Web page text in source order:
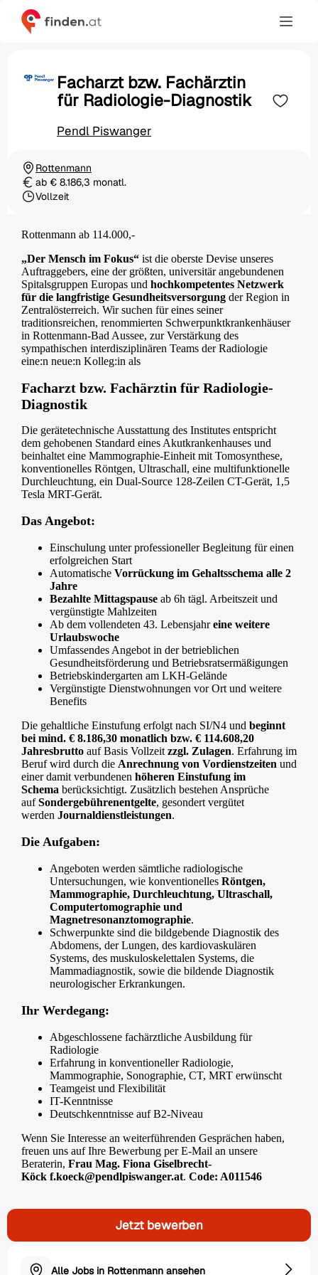
Facharzt bzw. Fachärztin
für Radiologie-Diagnostik
Pendl Piswanger
Ortschaft
Rottenmann
Gehaltab € 8.186,3 monatl.
Beschäftigungsart
Vollzeit
Rottenmann ab 114.000,-
„Der Mensch im Fokus“ ist die oberste Devise unseres
Auftraggebers, eine der größten, universitär angebundenen
Spitalsgruppen Europas und hochkompetentes Netzwerk
für die langfristige Gesundheitsversorgung der Region in
Zentralösterreich. Wir suchen für eines seiner
traditionsreichen, renommierten Schwerpunktkrankenhäuser
in Rottenmann-Bad Aussee, zur Verstärkung des
sympathischen interdisziplinären Teams der Radiologie
eine:n neue:n Kolleg:in als
Facharzt bzw. Fachärztin für Radiologie-
Diagnostik
Die gerätetechnische Ausstattung des Institutes entspricht
dem gehobenen Standard eines Akutkrankenhauses und
beinhaltet eine Mammographie-Einheit mit Tomosynthese,
konventionelles Röntgen, Ultraschall, eine multifunktionelle
Durchleuchtung, ein Dual-Source 128-Zeilen CT-Gerät, 1,5
Tesla MRT-Gerät.
Das Angebot:
Einschulung unter professioneller Begleitung für einen
erfolgreichen Start
Automatische Vorrückung im Gehaltsschema alle 2
Jahre
Bezahlte Mittagspause ab 6h tägl. Arbeitszeit und
vergünstigte Mahlzeiten
Ab dem vollendeten 43. Lebensjahreine weitere
Urlaubswoche
Umfassendes Angebot in der betrieblichen
Gesundheitsförderung und Betriebsratsermäßigungen
Betriebskindergarten am LKH-Gelände
Vergünstigte Dienstwohnungen vor Ort und weitere
Benefits
Die gehaltliche Einstufung erfolgt nach SI/N4 und beginnt
bei mind. € 8.186,30 monatlich bzw. € 114.608,20
Jahresbrutto auf Basis Vollzeit zzgl. Zulagen. Erfahrung im
Beruf wird durch die Anrechnung von Vordienstzeiten und
einer damit verbundenen höheren Einstufung im
Schema berücksichtigt. Zusätzlich bestehen Ansprüche
aufSondergebührenentgelte, gesondert vergütet
werden Journaldienstleistungen.
Die Aufgaben:
Angeboten werden sämtliche radiologische
Untersuchungen, wie konventionelles Röntgen,
Mammographie, Durchleuchtung, Ultraschall,
Computertomographie und
Magnetresonanztomographie.
Schwerpunkte sind die bildgebende Diagnostik des
Abdomens, der Lungen, des kardiovaskulären
Systems, des muskuloskelettalen Systems, die
Mammadiagnostik, sowie die bildende Diagnostik
neurologischer Erkrankungen.
Ihr Werdegang:
Abgeschlossene fachärztliche Ausbildung für
Radiologie
Erfahrung in konventioneller Radiologie,
Mammographie, Sonographie, CT, MRT erwünscht
Teamgeist und Flexibilität
IT-Kenntnisse
Deutschkenntnisse auf B2-Niveau
Wenn Sie Interesse an weiterführenden Gesprächen haben,
freuen uns auf Ihre Bewerbung per E-Mail an unsere
Beraterin, Frau Mag. Fiona Giselbrecht-
Köck f.koeck@pendlpiswanger.at. Code: A011546
Jetzt bewerben
Alle Jobs in Rottenmann ansehen